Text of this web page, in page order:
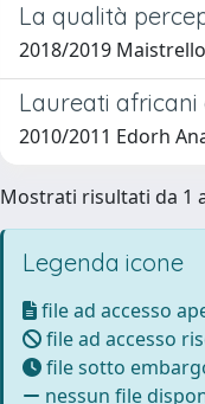
La qualità
2018/2019
Laureati africani
2010/2011 Edorh
Mostrati risultati da 1
Legenda icone
file ad accesso
file ad accesso
file sotto
nessun file